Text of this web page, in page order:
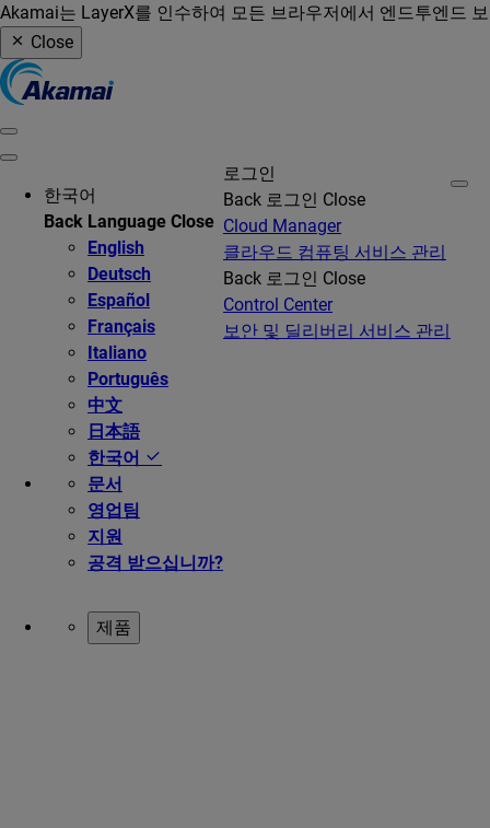
Akamai는 LayerX를 인수하여 모든 브라우저에서 엔드투엔드
Close
한국어
Back Language Close
English
Deutsch
Español
Français
Italiano
Português
中文
日本語
한국어
문서
영업팀
지원
공격 받으십니까?
로그인
Back 로그인 Close
Cloud Manager
클라우드 컴퓨팅 서비스 관리
Back 로그인 Close
Control Center
보안 및 딜리버리 서비스 관리
제품